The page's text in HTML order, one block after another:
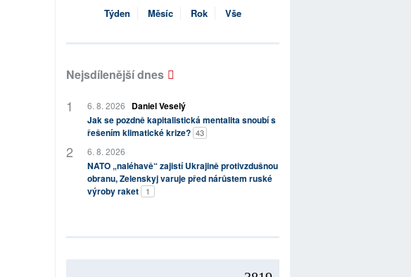
Týden Měsíc Rok Vše
Nejsdílenější dnes
6. 8. 2026
Daniel Veselý
Jak se pozdně kapitalistická mentalita snoubí s
řešením klimatické krize? 43
6. 8. 2026
NATO „naléhavě“ zajistí Ukrajině protivzdušnou
obranu, Zelenskyj varuje před nárůstem ruské
výroby raket
1